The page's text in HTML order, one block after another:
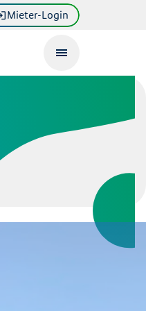
Mieter-Login